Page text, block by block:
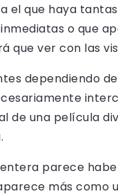
el que haya
o que
que ver con las
dependiendo
de una película
parece
más